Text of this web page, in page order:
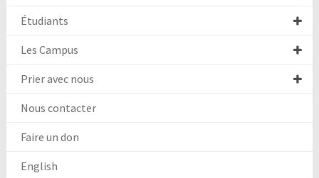
Étudiants
Les Campus
Prier avec nous
Nous contacter
Faire un don
English